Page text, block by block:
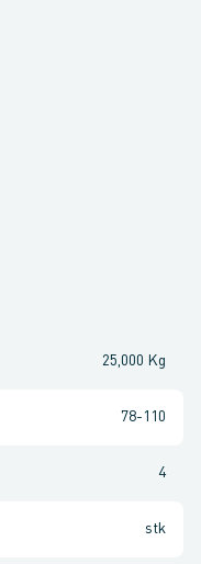
25,000 Kg
78-110
4
stk